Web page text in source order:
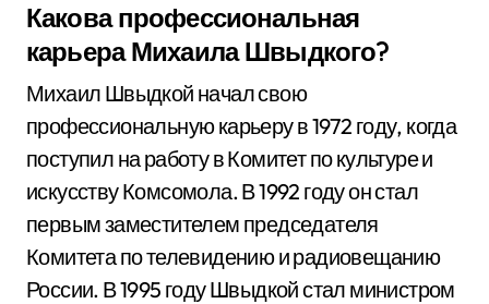
Какова профессиональная
карьера Михаила Швыдкого?
Михаил Швыдкой начал свою
профессиональную карьеру в 1972 году, когда
поступил на работу в Комитет по культуре и
искусству Комсомола. В 1992 году он стал
первым заместителем председателя
Комитета по телевидению и радиовещанию
России. В 1995 году Швыдкой стал министром